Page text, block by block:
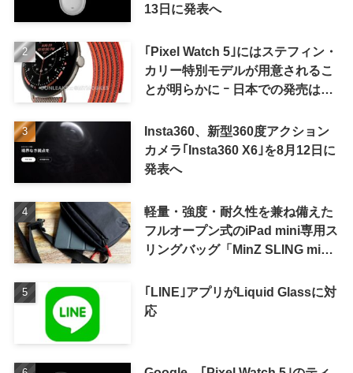
13日に発表へ
｢Pixel Watch 5｣にはステフィン・
カリー特別モデルが用意されるこ
とが明らかに ｰ 日本での発売は期
Insta360、新型360度アクション
カメラ｢Insta360 X6｣を8月12日に
発表へ
軽量・強度・耐久性を兼ね備えた
フルオープン式のiPad mini専用ス
リングバッグ「MinZ SLING mini
｢LINE｣アプリがLiquid Glassに対
応